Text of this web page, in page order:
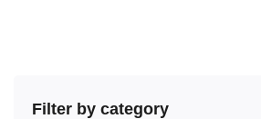
Filter by category